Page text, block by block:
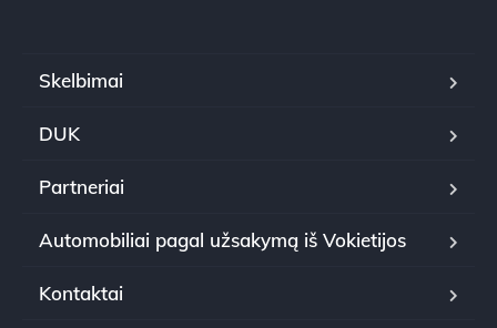
Skelbimai
DUK
Partneriai
Automobiliai pagal užsakymą iš Vokietijos
Kontaktai